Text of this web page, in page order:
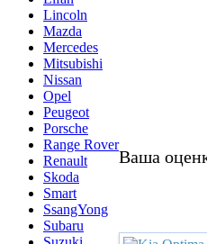
Lincoln
Mazda
Mercedes
Mitsubishi
Nissan
Opel
Peugeot
Porsche
Range Rover
Renault
Skoda
Smart
SsangYong
Subaru
Ваша